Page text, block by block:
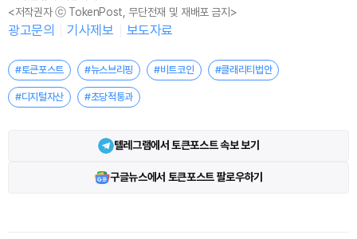
<저작권자 ⓒ TokenPost, 무단전재 및 재배포 금지>
광고문의 기사제보 보도자료
#토큰포스트 #뉴스브리핑 #비트코인 #클래리티법안
#디지털자산 #초당적통과
텔레그램에서 토큰포스트 속보 보기
구글뉴스에서 토큰포스트 팔로우하기